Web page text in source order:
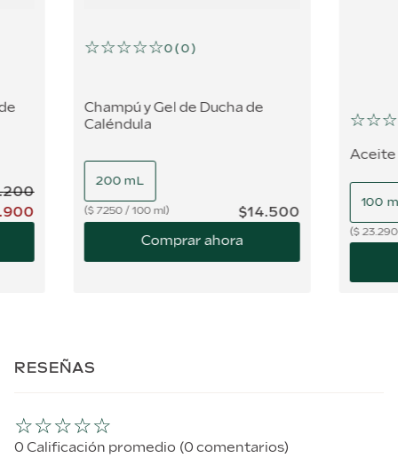
.200
.900
☆☆☆☆☆0(0)
Champú y Gel de Ducha de
Caléndula
200 mL
$7250/100 ml $14.500
Comprar ahora
☆☆☆
Aceite
100
$ 23.290
RESEÑAS
☆☆☆☆☆
0 Calificación promedio (0 comentarios)